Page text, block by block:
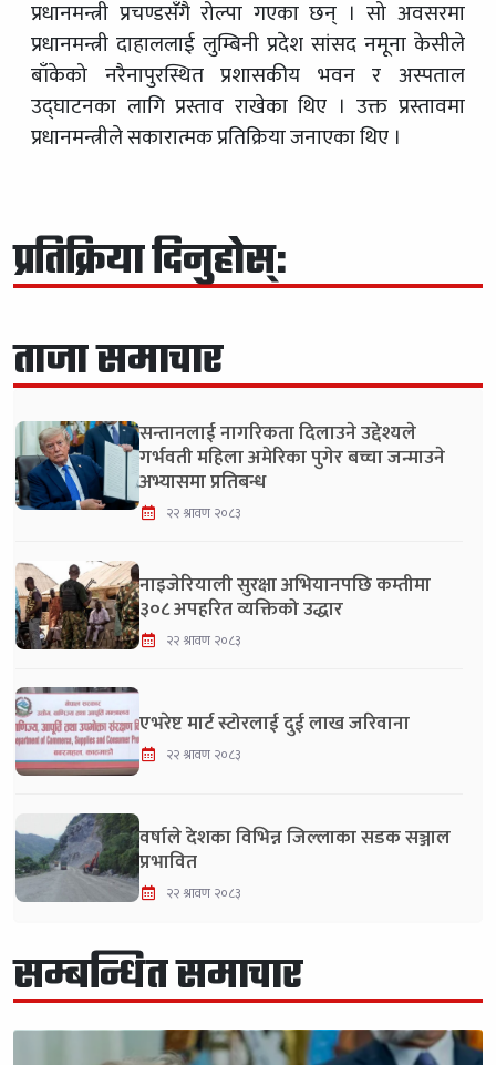
प्रधानमन्त्री प्रचण्डसँगै रोल्पा गएका छन् । सो अवसरमा
प्रधानमन्त्री दाहाललाई लुम्बिनी प्रदेश सांसद नमूना केसीले
बाँकेको नरैनापुरस्थित प्रशासकीय भवन र अस्पताल
उद्घाटनका लागि प्रस्ताव राखेका थिए । उक्त प्रस्तावमा
प्रधानमन्त्रीले सकारात्मक प्रतिक्रिया जनाएका थिए ।
प्रतिक्रिया दिनुहोस्:
ताजा समाचार
सन्तानलाई नागरिकता दिलाउने उद्देश्यले
गर्भवती महिला अमेरिका पुगेर बच्चा जन्माउने
अभ्यासमा प्रतिबन्ध
२२ श्रावण २०८३
नाइजेरियाली सुरक्षा अभियानपछि कम्तीमा
३०८ अपहरित व्यक्तिको उद्धार
२२ श्रावण २०८३
एभरेष्ट मार्ट स्टोरलाई दुई लाख जरिवाना
२२ श्रावण २०८३
वर्षाले देशका विभिन्न जिल्लाका सडक सञ्जाल
प्रभावित
२२ श्रावण २०८३
सम्बन्धित समाचार